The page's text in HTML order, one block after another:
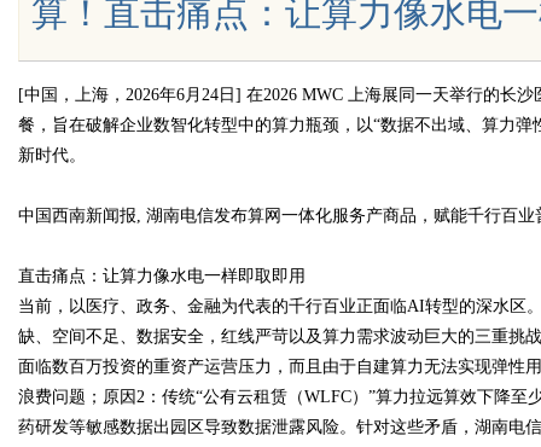
Bo
算！直击痛点：让算力像水电
[中国，上海， 2026年6月 24 日 ] 在2026 MWC 上海展同一天举行的长沙
餐，旨在破解企业数智化转型中的算力瓶颈，以“数据不出域、算力弹
新时代。
中国西南新闻报, 湖南电信发布算网一体化服务产商品，赋能千行百业
直击痛点：让算力像水电一样即取即用
当前，以医疗、政务、金融为代表的千行百业正面临AI转型的深水区
缺、空间不足、数据安全，红线严苛以及算力需求波动巨大的三重挑
面临数百万投资的重资产运营压力，而且由于自建算力无法实现弹性
浪费问题；原因2 ：传统“公有云租赁（WLFC）”算力拉远算效下降至
药研发等敏感数据出园区导致数据泄露风险。针对这些矛盾，湖南电